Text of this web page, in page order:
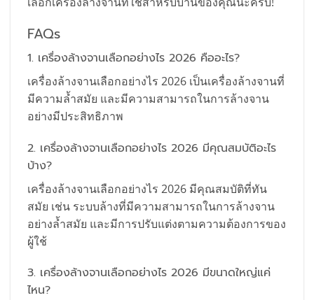
FAQs
1. เครื่องล้างจานเลือกอย่างไร 2026 คืออะไร?
เครื่องล้างจานเลือกอย่างไร 2026 เป็นเครื่องล้างจานที่
มีความล้ำสมัย และมีความสามารถในการล้างจาน
อย่างมีประสิทธิภาพ
2. เครื่องล้างจานเลือกอย่างไร 2026 มีคุณสมบัติอะไร
บ้าง?
เครื่องล้างจานเลือกอย่างไร 2026 มีคุณสมบัติที่ทัน
สมัย เช่น ระบบล้างที่มีความสามารถในการล้างจาน
อย่างล้ำสมัย และมีการปรับแต่งตามความต้องการของ
ผู้ใช้
3. เครื่องล้างจานเลือกอย่างไร 2026 มีขนาดใหญ่แค่
ไหน?